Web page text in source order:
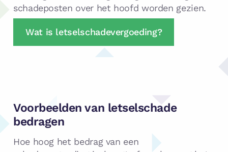
schadeposten over het hoofd worden gezien.
Wat is letselschadevergoeding?
Voorbeelden van letselschade
bedragen
Hoe hoog het bedrag van een